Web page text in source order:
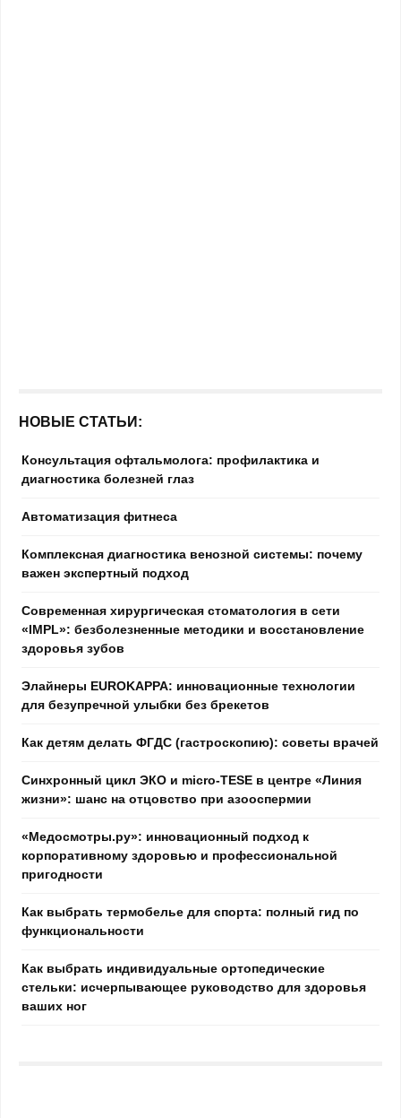
НОВЫЕ СТАТЬИ:
Консультация офтальмолога: профилактика и
диагностика болезней глаз
Автоматизация фитнеса
Комплексная диагностика венозной системы: почему
важен экспертный подход
Современная хирургическая стоматология в сети
«IMPL»: безболезненные методики и восстановление
здоровья зубов
Элайнеры EUROKAPPA: инновационные технологии
для безупречной улыбки без брекетов
Как детям делать ФГДС (гастроскопию): советы врачей
Синхронный цикл ЭКО и micro-TESE в центре «Линия
жизни»: шанс на отцовство при азооспермии
«Медосмотры.ру»: инновационный подход к
корпоративному здоровью и профессиональной
пригодности
Как выбрать термобелье для спорта: полный гид по
функциональности
Как выбрать индивидуальные ортопедические
стельки: исчерпывающее руководство для здоровья
ваших ног